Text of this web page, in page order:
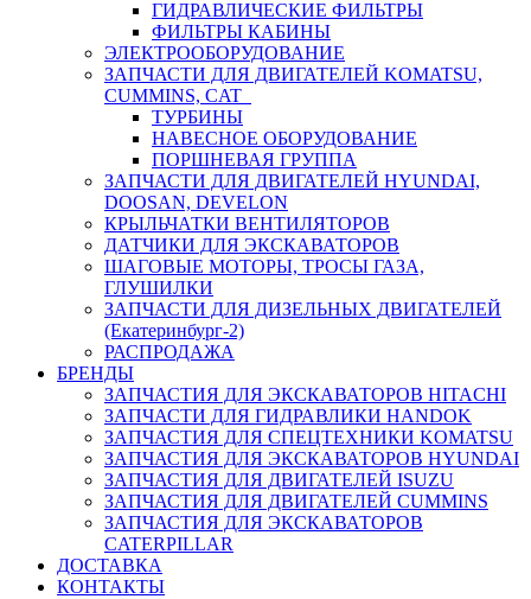
ГИДРАВЛИЧЕСКИЕ ФИЛЬТРЫ
ФИЛЬТРЫ КАБИНЫ
ЭЛЕКТРООБОРУДОВАНИЕ
ЗАПЧАСТИ ДЛЯ ДВИГАТЕЛЕЙ KOMATSU,
CUMMINS, CAT
ТУРБИНЫ
НАВЕСНОЕ ОБОРУДОВАНИЕ
ПОРШНЕВАЯ ГРУППА
ЗАПЧАСТИ ДЛЯ ДВИГАТЕЛЕЙ HYUNDAI,
DOOSAN, DEVELON
КРЫЛЬЧАТКИ ВЕНТИЛЯТОРОВ
ДАТЧИКИ ДЛЯ ЭКСКАВАТОРОВ
ШАГОВЫЕ МОТОРЫ, ТРОСЫ ГАЗА,
ГЛУШИЛКИ
ЗАПЧАСТИ ДЛЯ ДИЗЕЛЬНЫХ ДВИГАТЕЛЕЙ
(Екатеринбург-2)
РАСПРОДАЖА
БРЕНДЫ
ЗАПЧАСТИЯ ДЛЯ ЭКСКАВАТОРОВ HITACHI
ЗАПЧАСТИ ДЛЯ ГИДРАВЛИКИ HANDOK
ЗАПЧАСТИЯ ДЛЯ СПЕЦТЕХНИКИ KOMATSU
ЗАПЧАСТИЯ ДЛЯ ЭКСКАВАТОРОВ HYUNDAI
ЗАПЧАСТИЯ ДЛЯ ДВИГАТЕЛЕЙ ISUZU
ЗАПЧАСТИЯ ДЛЯ ДВИГАТЕЛЕЙ CUMMINS
ЗАПЧАСТИЯ ДЛЯ ЭКСКАВАТОРОВ
CATERPILLAR
ДОСТАВКА
КОНТАКТЫ